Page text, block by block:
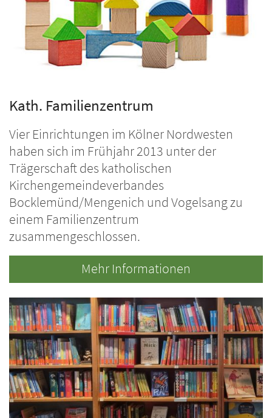
Kath. Familienzentrum
Vier Einrichtungen im Kölner Nordwesten
haben sich im Frühjahr 2013 unter der
Trägerschaft des katholischen
Kirchengemeindeverbandes
Bocklemünd/Mengenich und Vogelsang zu
einem Familienzentrum
zusammengeschlossen.
Mehr Informationen